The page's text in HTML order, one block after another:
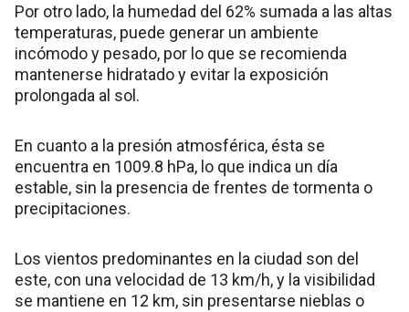
Por otro lado, la humedad del 62% sumada a las altas
temperaturas, puede generar un ambiente
incómodo y pesado, por lo que se recomienda
mantenerse hidratado y evitar la exposición
prolongada al sol.
En cuanto a la presión atmosférica, ésta se
encuentra en 1009.8 hPa, lo que indica un día
estable, sin la presencia de frentes de tormenta o
precipitaciones.
Los vientos predominantes en la ciudad son del
este, con una velocidad de 13 km/h, y la visibilidad
se mantiene en 12 km, sin presentarse nieblas o